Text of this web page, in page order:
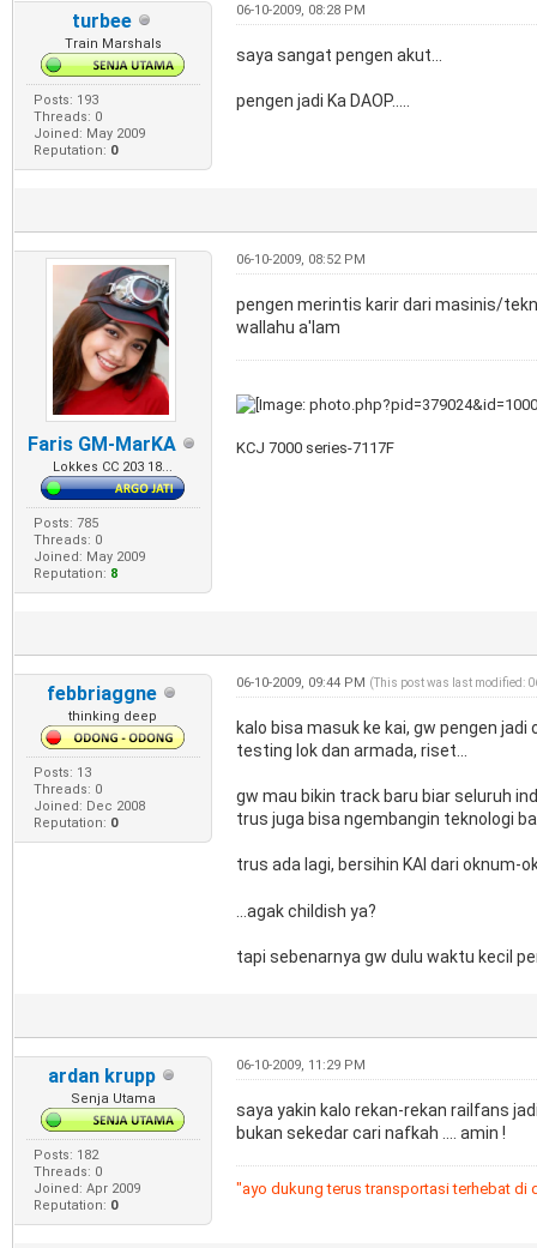
turbee
Train Marshals
Posts: 193
Threads: 0
Joined: May 2009
Reputation: 0
06-10-2009, 08:28 PM
saya sangat pengen akut...
pengen jadi Ka DAOP.....
Faris GM-MarKA
Lokkes CC 203 18...
Posts: 785
Threads: 0
Joined: May 2009
Reputation: 8
06-10-2009, 08:52 PM
pengen merintis karir dari masinis/
wallahu a'lam
KCJ 7000 series-7117F
febbriaggne
thinking deep
Posts: 13
Threads: 0
Joined: Dec 2008
Reputation: 0
06-10-2009, 09:44 PM (This post was last modified:
kalo bisa masuk ke kai, gw pengen
testing lok dan armada, riset...
gw mau bikin track baru biar seluruh
trus juga bisa ngembangin teknologi
trus ada lagi, bersihin KAI dari oknum-
...agak childish ya?
tapi sebenarnya gw dulu waktu kecil
ardan krupp
Senja Utama
Posts: 182
Threads: 0
Joined: Apr 2009
Reputation: 0
06-10-2009, 11:29 PM
saya yakin kalo rekan-rekan railfans
bukan sekedar cari nafkah .... amin !
"ayo dukung terus transportasi terhebat di